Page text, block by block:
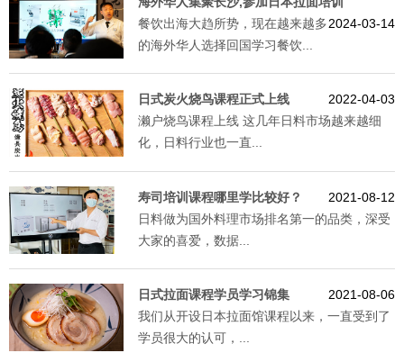
2024-03-14
餐饮出海大趋所势，现在越来越多
的海外华人选择回国学习餐饮...
日式炭火烧鸟课程正式上线
2022-04-03
濑户烧鸟课程上线 这几年日料市场越来越细
化，日料行业也一直...
寿司培训课程哪里学比较好？
2021-08-12
日料做为国外料理市场排名第一的品类，深受
大家的喜爱，数据...
日式拉面课程学员学习锦集
2021-08-06
我们从开设日本拉面馆课程以来，一直受到了
学员很大的认可，...